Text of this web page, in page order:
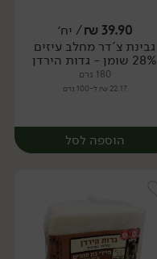
יח׳
39.90
₪/ יח׳
גבינת צ'דר מחלב עיזים
28% שומן - גדות הירדן
180 גרם
22.17 ₪ ל-100 גרם
הוספה לסל